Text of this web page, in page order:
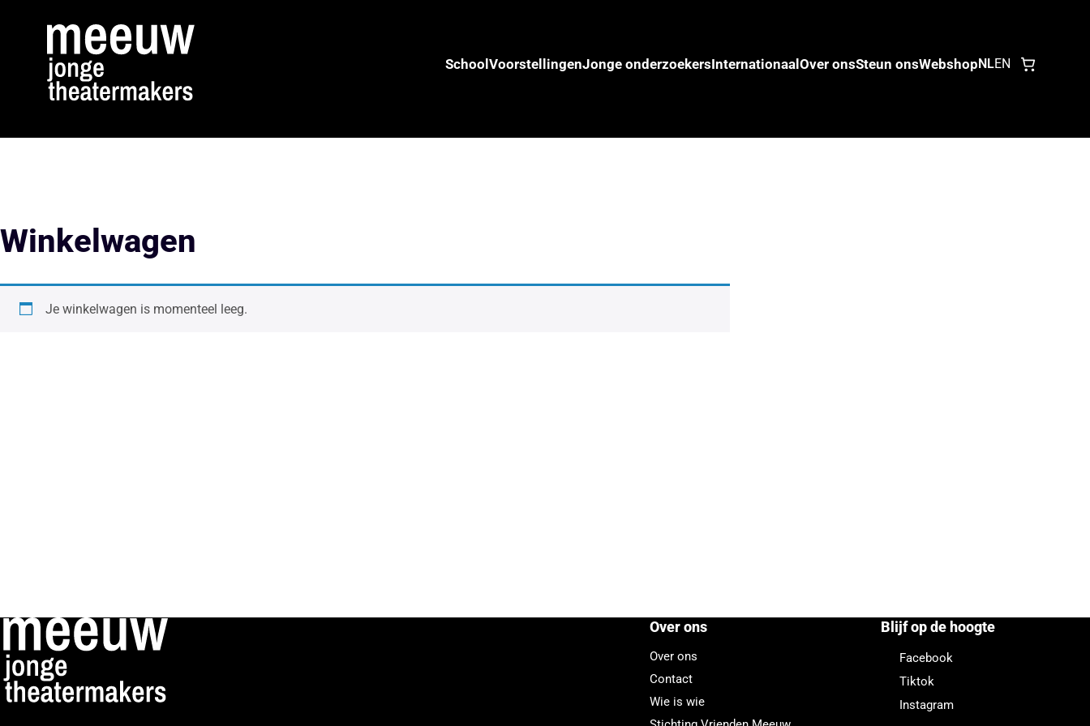
SchoolVoorstellingenJonge onderzoekersInternationaalOver onsSteun onsWebshopNLEN
Winkelwagen
Je winkelwagen is momenteel leeg.
Over ons
Over ons
Contact
Wie is wie
Blijf op de hoogte
Facebook
Tiktok
Instagram